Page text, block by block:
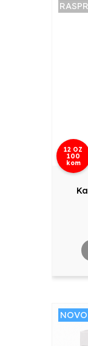
12 OZ
100
kom
NOVO